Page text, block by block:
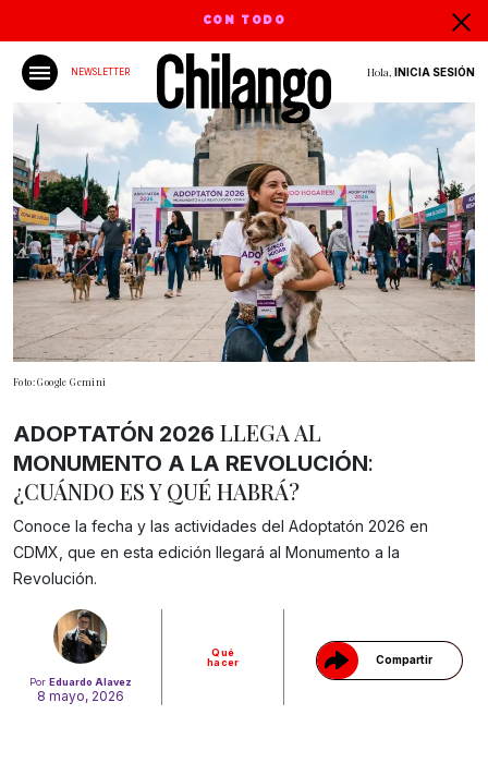
CON TODO
NEWSLETTER Hola, INICIA SESIÓN
Foto: Google Gemini
Por Eduardo Alavez
8 mayo, 2026
Qué
hacer
Compartir
Gracias!
ADOPTATÓN 2026 LLEGA AL
MONUMENTO A LA REVOLUCIÓN:
¿CUÁNDO ES Y QUÉ HABRÁ?
Conoce la fecha y las actividades del Adoptatón 2026 en
CDMX, que en esta edición llegará al Monumento a la
Revolución.